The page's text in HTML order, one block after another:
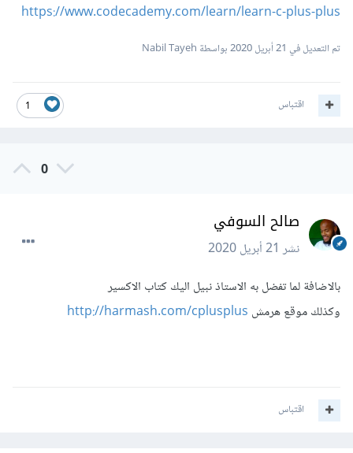
https://www.codecademy.com/learn/learn-c-plus-plus
تم التعديل في 21 أبريل 2020 بواسطة Nabil Tayeh
1 اقتباس
0
صالح السوفي
نشر21 أبريل 2020
بالاضافة لما تفضل به الاستاذ نبيل اليك كتاب الاكسير
وكذلك موقع هرمش http://harmash.com/cplusplus
اقتباس